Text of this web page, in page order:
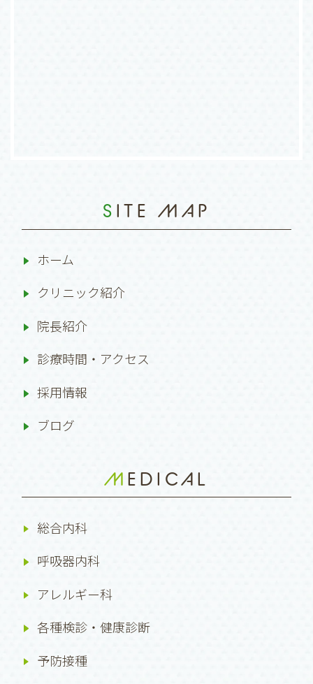
SITE MAP
ホーム
クリニック紹介
院長紹介
診療時間・アクセス
採用情報
ブログ
MEDICAL
総合内科
呼吸器内科
アレルギー科
各種検診・健康診断
予防接種